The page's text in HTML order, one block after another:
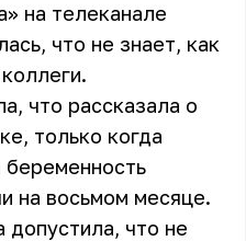
на телеканале
что не знает, как
что рассказала о
только когда
на восьмом месяце.
допустила, что не